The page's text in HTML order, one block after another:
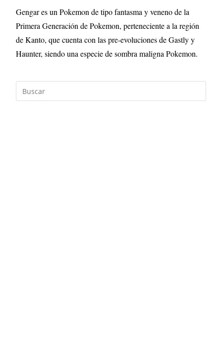
Gengar es un Pokemon de tipo fantasma y veneno de la
Primera Generación de Pokemon, perteneciente a la región
de Kanto, que cuenta con las pre-evoluciones de Gastly y
Haunter, siendo una especie de sombra maligna Pokemon.